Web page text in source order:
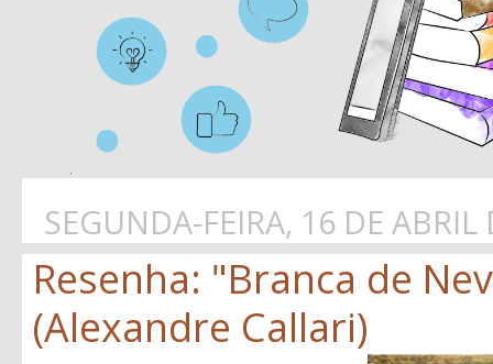
SEGUNDA-FEIRA, 16 DE ABRIL
Resenha: "Branca de
(Alexandre Callari)